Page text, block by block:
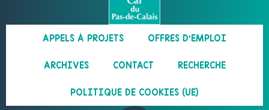
APPELS À PROJETS OFFRES D’EMPLOI
ARCHIVES CONTACT RECHERCHE
POLITIQUE DE COOKIES (UE)